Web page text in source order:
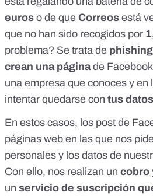
euros o de que Correos está
que no han sido recogidos por
problema? Se trata de phishing
crean una páginade
una empresa que conoces y en
intentar quedarse con tus
En estos casos, los post de
páginas web en las que nos
personales y los datos de
Con ello, nos realizan un cobro
un servicio de suscripción